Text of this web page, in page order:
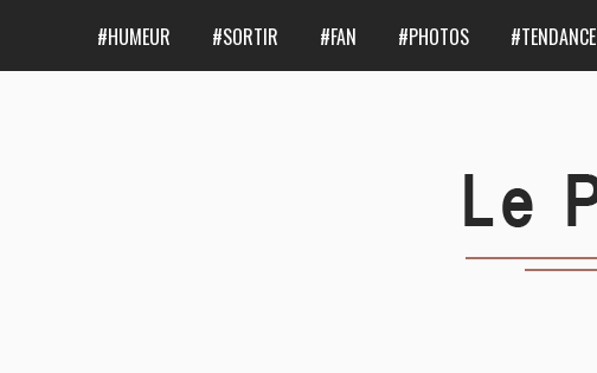
#HUMEUR #SORTIR #FAN #PHOTOS #TENDANCE